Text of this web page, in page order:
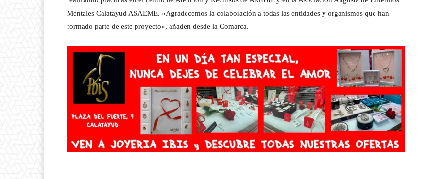
Mentales Calatayud ASAEME. «Agradecemos la colaboración a todas las entidades y organismos que han
formado parte de este proyecto», añaden desde la Comarca.